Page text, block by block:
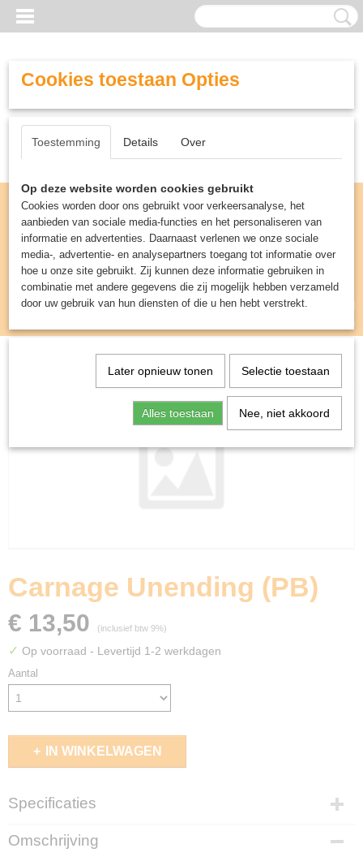
Inloggen Registreren
UW WINKELWAGEN
(0)
Miniature Gaming>Carnage Unending (PB)
Carnage Unending (PB)
€ 13,50 (inclusief btw 9%)
✓ Op voorraad - Levertijd 1-2 werkdagen
Aantal
IN WINKELWAGEN
Specificaties
EAN code
9781836092964
Omschrijving
Cookies toestaan Opties
Toestemming Details Over
Op deze website worden cookies gebruikt
Cookies worden door ons gebruikt voor verkeersanalyse, het
aanbieden van sociale media-functies en het personaliseren van
informatie en advertenties. Daarnaast verlenen we onze sociale
media-, advertentie- en analysepartners toegang tot informatie over
hoe u onze site gebruikt. Zij kunnen deze informatie gebruiken in
combinatie met andere gegevens die zij mogelijk hebben verzameld
door uw gebruik van hun diensten of die u hen hebt verstrekt.
Later opnieuw tonen Selectie toestaan
Alles toestaan Nee, niet akkoord